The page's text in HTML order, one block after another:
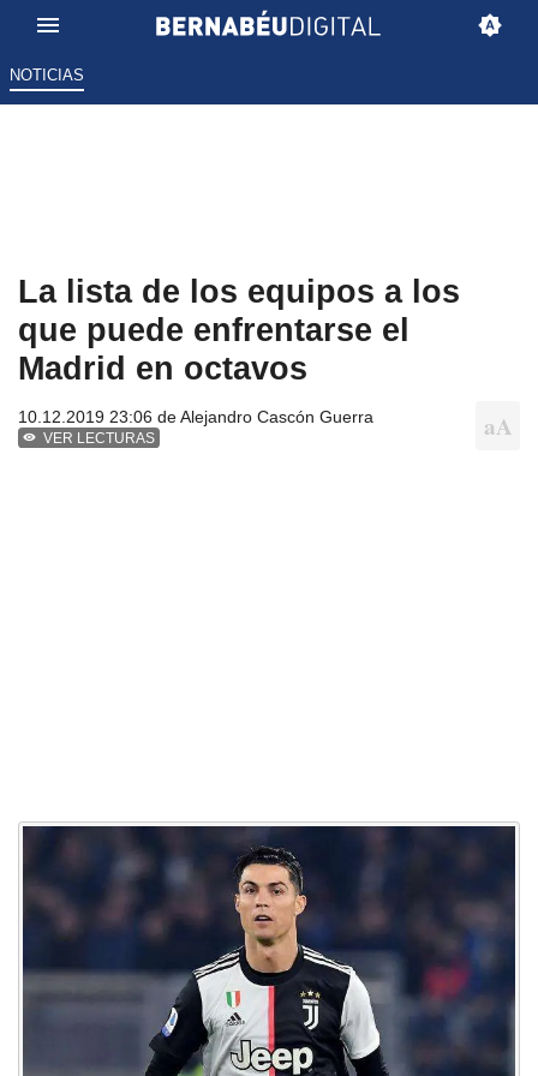
NOTICIAS
La lista de los equipos a los
que puede enfrentarse el
Madrid en octavos
10.12.2019 23:06 deAlejandro Cascón Guerra
VER LECTURAS